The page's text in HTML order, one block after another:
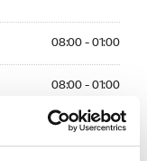
08:00 - 01:00
08:00 - 01:00
08:00 - 01:00